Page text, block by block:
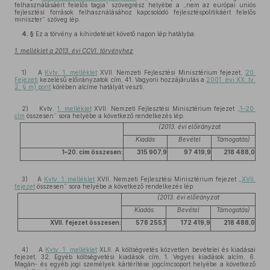
felhasználásáért felelős tagja” szövegrész helyébe a „nem az európai uniós
fejlesztési források felhasználásához kapcsolódó fejlesztéspolitikáért felelős
miniszter” szöveg lép.
4. § Ez a törvény a kihirdetését követő napon lép hatályba.
1. melléklet a 2013. évi CCVI. törvényhez
1) A Kvtv. 1. mellékletXVII. Nemzeti Fejlesztési Minisztérium fejezet, 20.
Fejezeti kezelésű előirányzatok cím, 41. Vagyoni hozzájárulás a 2001. évi XX. tv.
2. § m) pont körében alcíme hatályát veszti.
2) Kvtv. 1. mellékletXVII. Nemzeti Fejlesztési Minisztérium fejezet „1–20.
cím összesen” sora helyébe a következő rendelkezés lép:
(2013. évi előirányzat
Kiadás
Bevétel
Támogatás)
1–20. cím összesen:
315 907,9 97 419,9 218 488,0
3) A Kvtv. 1. melléklet XVII. Nemzeti Fejlesztési Minisztérium fejezet „ XVII.
fejezet összesen” sora helyébe a következő rendelkezés lép:
(2013. évi előirányzat
Kiadás
Bevétel
Támogatás)
XVII. fejezet összesen:
578 255,1 172 419,9 218 488,0
4) A Kvtv. 1. mellékletXLII. A költségvetés közvetlen bevételei és kiadásai
fejezet, 32. Egyéb költségvetési kiadások cím, 1. Vegyes kiadások alcím, 6.
Magán- és egyéb jogi személyek kártérítése jogcímcsoport helyébe a következő